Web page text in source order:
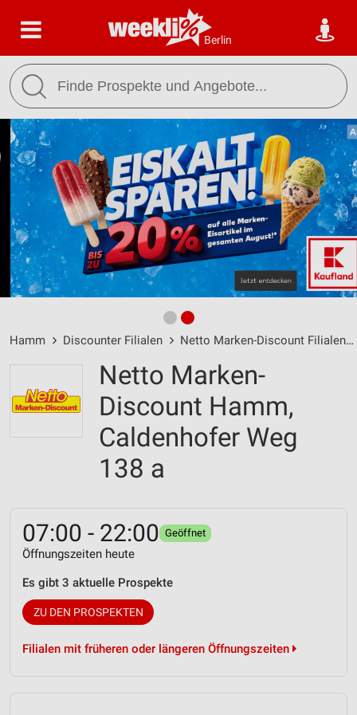
Berlin
Hamm Discounter Filialen Netto Marken-Discount Filialen
Netto Marken-
Discount Hamm,
Caldenhofer Weg
138 a
07:00 - 22:00 Geöffnet
Öffnungszeiten heute
Es gibt 3 aktuelle Prospekte
ZU DEN PROSPEKTEN
Filialen mit früheren oder längeren Öffnungszeiten